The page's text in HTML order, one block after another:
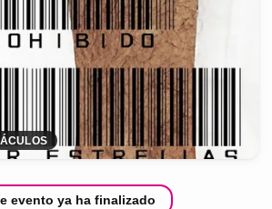
evento ya ha finalizado